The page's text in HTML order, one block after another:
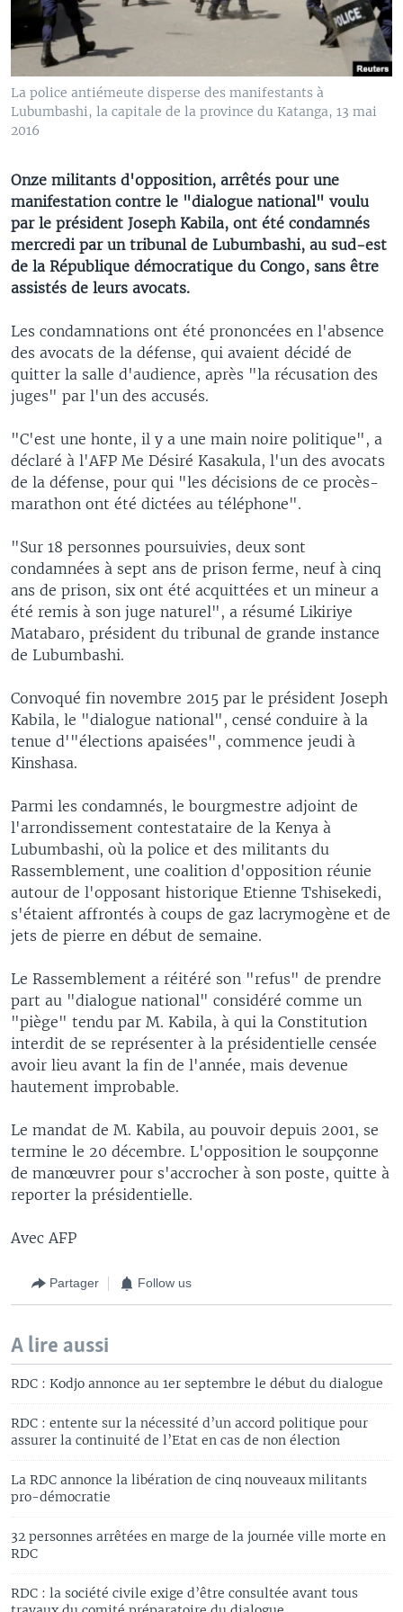
La police antiémeute disperse des manifestants à
Lubumbashi, la capitale de la province du Katanga, 13 mai
2016
Onze militants d'opposition, arrêtés pour une
manifestation contre le "dialogue national" voulu
par le président Joseph Kabila, ont été condamnés
mercredi par un tribunal de Lubumbashi, au sud-est
de la République démocratique du Congo, sans être
assistés de leurs avocats.
Les condamnations ont été prononcées en l'absence
des avocats de la défense, qui avaient décidé de
quitter la salle d'audience, après "la récusation des
juges" par l'un des accusés.
"C'est une honte, il y a une main noire politique", a
déclaré à l'AFP Me Désiré Kasakula, l'un des avocats
de la défense, pour qui "les décisions de ce procès-
marathon ont été dictées au téléphone".
"Sur 18 personnes poursuivies, deux sont
condamnées à sept ans de prison ferme, neuf à cinq
ans de prison, six ont été acquittées et un mineur a
été remis à son juge naturel", a résumé Likiriye
Matabaro, président du tribunal de grande instance
de Lubumbashi.
Convoqué fin novembre 2015 par le président Joseph
Kabila, le "dialogue national", censé conduire à la
tenue d'"élections apaisées", commence jeudi à
Kinshasa.
Parmi les condamnés, le bourgmestre adjoint de
l'arrondissement contestataire de la Kenya à
Lubumbashi, où la police et des militants du
Rassemblement, une coalition d'opposition réunie
autour de l'opposant historique Etienne Tshisekedi,
s'étaient affrontés à coups de gaz lacrymogène et de
jets de pierre en début de semaine.
Le Rassemblement a réitéré son "refus" de prendre
part au "dialogue national" considéré comme un
"piège" tendu par M. Kabila, à qui la Constitution
interdit de se représenter à la présidentielle censée
avoir lieu avant la fin de l'année, mais devenue
hautement improbable.
Le mandat de M. Kabila, au pouvoir depuis 2001, se
termine le 20 décembre. L'opposition le soupçonne
de manœuvrer pour s'accrocher à son poste, quitte à
reporter la présidentielle.
Avec AFP
Partager Follow us
A lire aussi
RDC : Kodjo annonce au 1er septembre le début du dialogue
RDC : entente sur la nécessité d’un accord politique pour
assurer la continuité de l’Etat en cas de non élection
La RDC annonce la libération de cinq nouveaux militants
pro-démocratie
32 personnes arrêtées en marge de la journée ville morte en
RDC
RDC : la société civile exige d’être consultée avant tous